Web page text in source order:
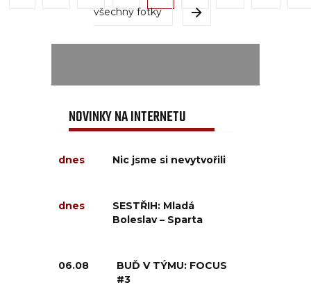
všechny fotky
NOVINKY NA INTERNETU
dnes Nic jsme si nevytvořili
dnes
SESTŘIH: Mladá
Boleslav – Sparta
06.08
BUĎ V TÝMU: FOCUS
#3